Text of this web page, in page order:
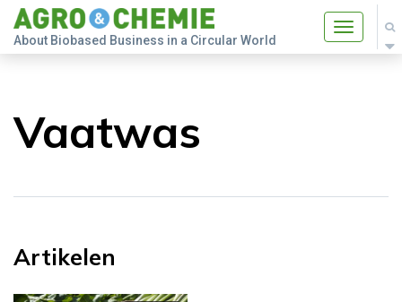
Toggle
About Biobased Business in a Circular World
Vaatwas
Artikelen